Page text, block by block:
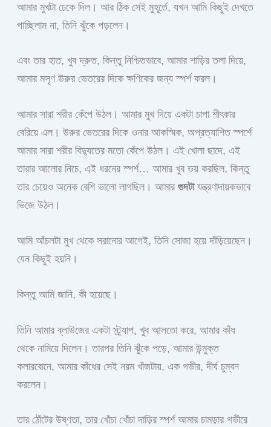
আমার মুখটা ঢেকে দিল। আর ঠিক সেই মুহূর্তে, যখন আমি কিছুই দেখতে
পাচ্ছিলাম না, তিনি ঝুঁকে পড়লেন।
এবং তার হাত, খুব দ্রুত, কিন্তু নিশ্চিতভাবে, আমার শাড়ির তলা দিয়ে,
আমার মসৃণ উরুর ভেতরের দিকে ক্ষণিকের জন্য স্পর্শ করল।
আমার সারা শরীর কেঁপে উঠল। আমার মুখ দিয়ে একটা চাপা শীৎকার
বেরিয়ে এল। উরুর ভেতরের দিকে ওনার আকস্মিক, অপ্রত্যাশিত স্পর্শে
আমার সারা শরীর বিদ্যুতের মতো কেঁপে উঠল। এই খোলা ছাদে, এই
তারার আলোর নিচে, এই ধরনের স্পর্শ… আমার খুব ভয় করছিল, কিন্তু
তার চেয়েও অনেক বেশি ভালো লাগছিল। আমার গুদটাযন্ত্রণাদায়কভাবে
ভিজে উঠল।
আমি আঁচলটা মুখ থেকে সরানোর আগেই, তিনি সোজা হয়ে দাঁড়িয়েছেন।
যেন কিছুই হয়নি।
কিন্তু আমি জানি, কী হয়েছে।
তিনি আমার ব্লাউজের একটা স্ট্র্যাপ, খুব আলতো করে, আমার কাঁধ
থেকে নামিয়ে দিলেন। তারপর তিনি ঝুঁকে পড়ে, আমার উন্মুক্ত
কলারবোনে, আমার কাঁধের সেই নরম খাঁজটায়, এক গভীর, দীর্ঘ চুম্বন
করলেন।
তার ঠোঁটের উষ্ণতা, তার খোঁচা খোঁচা দাড়ির স্পর্শ আমার চামড়ার গভীরে